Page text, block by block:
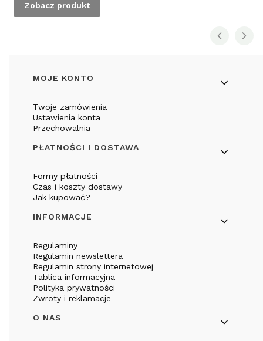
Zobacz produkt
Linki w stopce
MOJE KONTO
Twoje zamówienia
Ustawienia konta
Przechowalnia
PŁATNOŚCI I DOSTAWA
Formy płatności
Czas i koszty dostawy
Jak kupować?
INFORMACJE
Regulaminy
Regulamin newslettera
Regulamin strony internetowej
Tablica informacyjna
Polityka prywatności
Zwroty i reklamacje
O NAS